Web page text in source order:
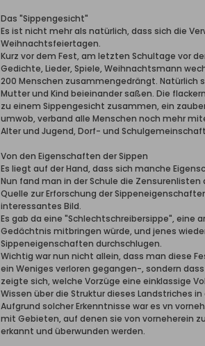
Das "Sippengesicht"
Es ist nicht mehr als natürlich, dass sich die
Weihnachtsfeiertagen.
Kurz vor dem Fest, am letzten Schultage vor
Gedichte, Lieder, Spiele, Weihnachtsmann
200 Menschen zusammengedrängt. Natürlich
Mutter und Kind beieinander saßen. Die
zu einem Sippengesicht zusammen, ein
umwob, verband alle Menschen noch mehr
Alter und Jugend, Dorf- und
Von den Eigenschaften der Sippen
Es liegt auf der Hand, dass sich manche
Nun fand man in der Schule die
Quelle zur Erforschung der
interessantes Bild.
Es gab da eine "Schlechtschreibersippe", eine
Gedächtnis mitbringen würde, und jenes
Sippeneigenschaften durchschlugen.
Wichtig war nun nicht allein, dass man diese
ein Weniges verloren gegangen-, sondern
zeigte sich, welche Vorzüge eine einklassige
Wissen über die Struktur dieses Landstriches
Aufgrund solcher Erkenntnisse war es vn
mit Gebieten, auf denen sie von vorneherein
erkannt und überwunden werden.